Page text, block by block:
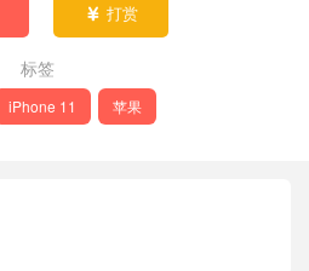
 打赏
标签
iPhone 11 苹果